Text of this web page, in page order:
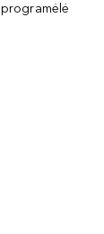
programėlė